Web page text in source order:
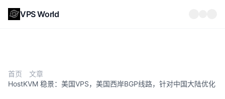
VPS World
首页
文章
HostKVM 稳景：美国VPS，美国西岸BGP线路，针对中国大陆优化